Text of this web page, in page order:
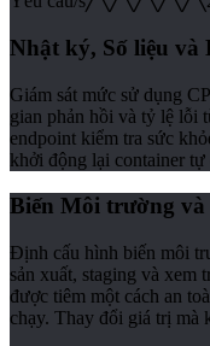
Nhật ký, Số liệu và
Giám sát mức sử dụng
gian phản hồi và tỷ lệ lỗi
endpoint kiểm tra sức
khởi động lại container tự
Biến Môi trường
Định cấu hình biến môi
sản xuất, staging và
được tiêm một cách an
chạy. Thay đổi giá trị mà